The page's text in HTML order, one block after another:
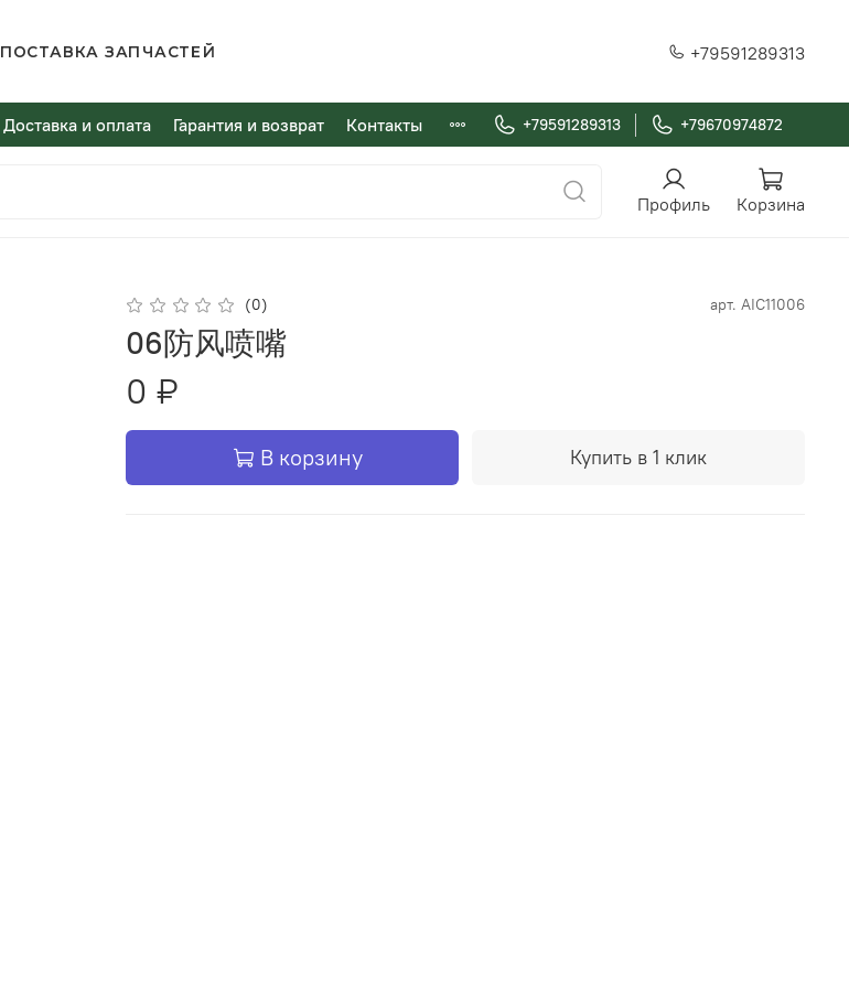
ПОСТАВКА ЗАПЧАСТЕЙ +79591289313
Доставка и оплата Гарантия и возврат Контакты +79591289313 +79670974872
Профиль Корзина
(0) арт. AIC11006
06防风喷嘴
0 ₽
В корзину Купить в 1 клик